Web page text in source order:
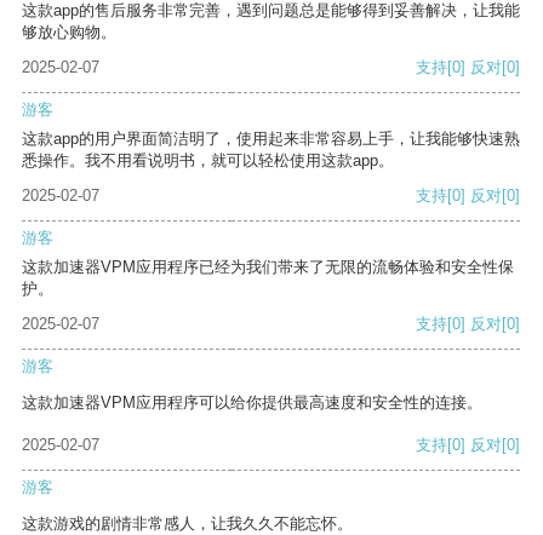
这款app的售后服务非常完善，遇到问题总是能够得到妥善解决，让我能
够放心购物。
2025-02-07
支持[0] 反对[0]
游客
这款app的用户界面简洁明了，使用起来非常容易上手，让我能够快速熟
悉操作。我不用看说明书，就可以轻松使用这款app。
2025-02-07
支持[0] 反对[0]
游客
这款加速器VPM应用程序已经为我们带来了无限的流畅体验和安全性保
护。
2025-02-07
支持[0] 反对[0]
游客
这款加速器VPM应用程序可以给你提供最高速度和安全性的连接。
2025-02-07 支持[0] 反对[0]
游客
这款游戏的剧情非常感人，让我久久不能忘怀。